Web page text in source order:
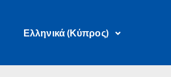
Ελληνικά (Κύπρος)